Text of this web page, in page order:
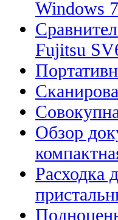
Windows 7
Fujitsu
Обзор
Расходка